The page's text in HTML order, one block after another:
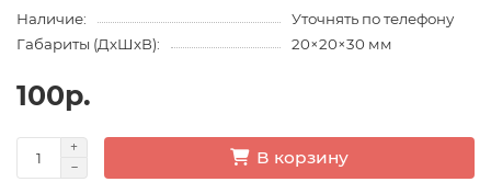
Наличие:
Уточнять по телефону
Габариты (ДхШхВ):
20×20×30 мм
100р.
В корзину